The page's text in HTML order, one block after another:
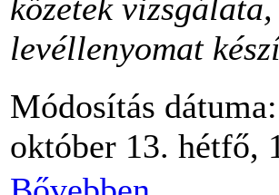
kőzetek vizsgálata,
levéllenyomat
Módosítás
október 13. hétfő,